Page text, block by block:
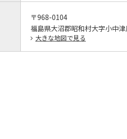
〒968-0104
福島県大沼郡昭和村大字小中
大きな地図で見る